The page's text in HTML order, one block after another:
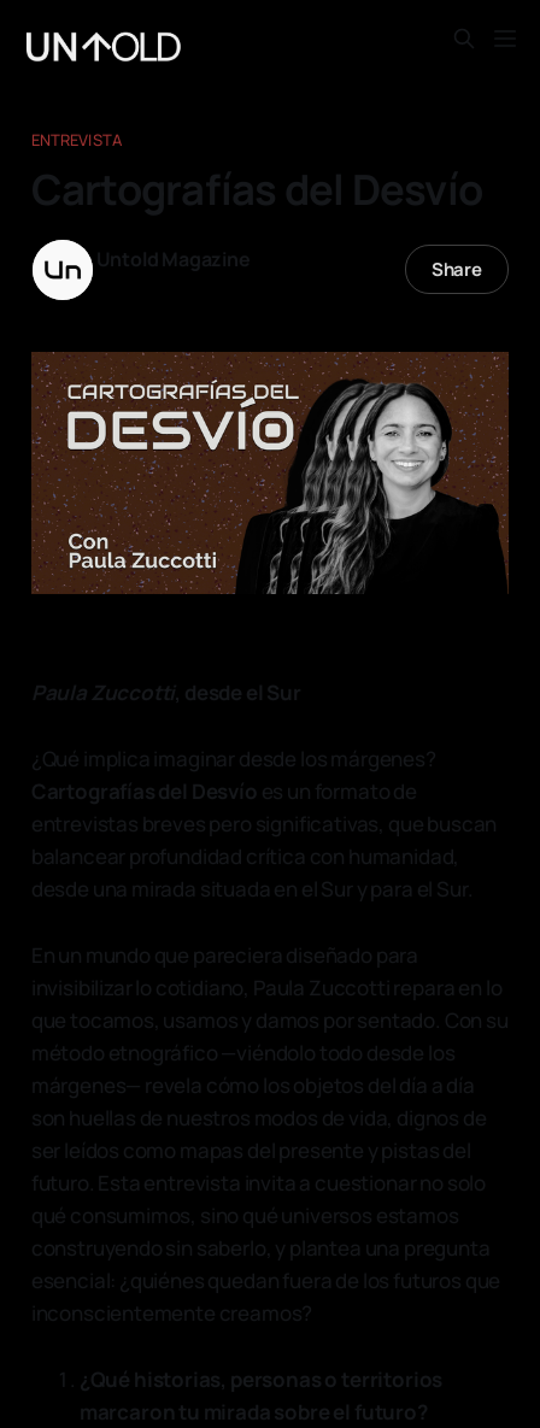
ENTREVISTA
Cartografías del Desvío
Untold Magazine Share
Paula Zuccotti, desde el Sur
¿Qué implica imaginar desde los márgenes?
Cartografías del Desvío es un formato de
entrevistas breves pero significativas, que buscan
balancear profundidad crítica con humanidad,
desde una mirada situada en el Sur y para el Sur.
En un mundo que pareciera diseñado para
invisibilizar lo cotidiano, Paula Zuccotti repara en lo
que tocamos, usamos y damos por sentado. Con su
método etnográfico —viéndolo todo desde los
márgenes— revela cómo los objetos del día a día
son huellas de nuestros modos de vida, dignos de
ser leídos como mapas del presente y pistas del
futuro. Esta entrevista invita a cuestionar no solo
qué consumimos, sino qué universos estamos
construyendo sin saberlo, y plantea una pregunta
esencial: ¿quiénes quedan fuera de los futuros que
inconscientemente creamos?
¿Qué historias, personas o territorios
marcaron tu mirada sobre el futuro?